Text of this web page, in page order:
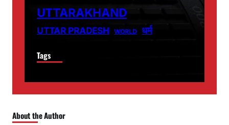
UTTARAKHAND
UTTAR PRADESH WORLD धर्म
Tags
About the Author